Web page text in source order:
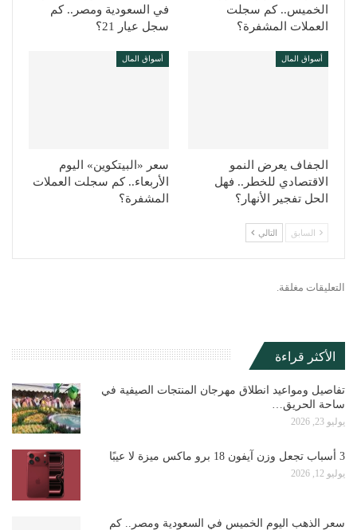
الخميس.. كم سجلت
العملات المشفرة؟
في السعودية ومصر.. كم
سجل عيار 21؟
أسواق المال
الجفاف يعرض النمو
الاقتصادي للخطر.. فهل
الحل تفجير الأنهار؟
أسواق المال
سعر «البيتكوين» اليوم
الأربعاء.. كم سجلت العملات
المشفرة؟
السابق التالي
التعليقات مغلقة.
الأكثر قراءة
تفاصيل ومواعيد انطلاق مهرجان المنتجات الصيفية في
ساحة الحريق…
يوليو 23, 2026
3 أسباب تجعل وزن آيفون 18 برو ماكس ميزة لا عيبًا
يوليو 12, 2026
سعر الذهب اليوم الخميس في السعودية ومصر.. كم